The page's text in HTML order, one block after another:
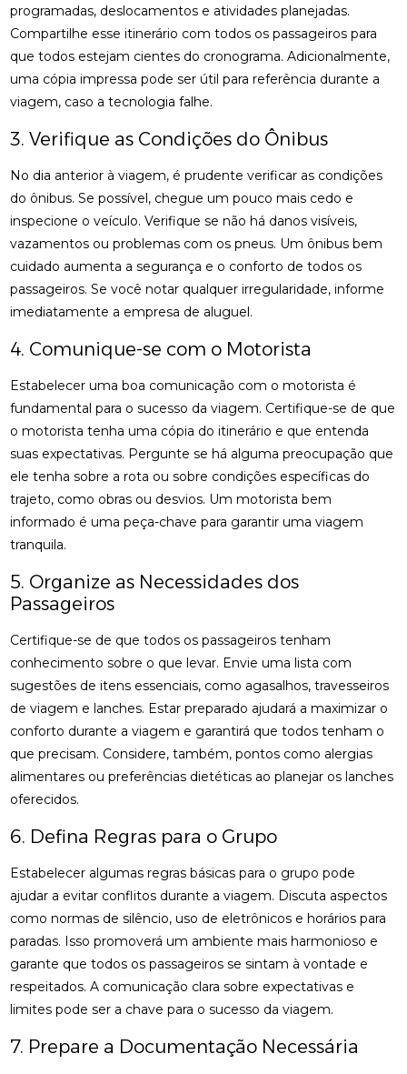
programadas, deslocamentos e atividades planejadas.
Compartilhe esse itinerário com todos os passageiros para
que todos estejam cientes do cronograma. Adicionalmente,
uma cópia impressa pode ser útil para referência durante a
viagem, caso a tecnologia falhe.
3. Verifique as Condições do Ônibus
No dia anterior à viagem, é prudente verificar as condições
do ônibus. Se possível, chegue um pouco mais cedo e
inspecione o veículo. Verifique se não há danos visíveis,
vazamentos ou problemas com os pneus. Um ônibus bem
cuidado aumenta a segurança e o conforto de todos os
passageiros. Se você notar qualquer irregularidade, informe
imediatamente a empresa de aluguel.
4. Comunique-se com o Motorista
Estabelecer uma boa comunicação com o motorista é
fundamental para o sucesso da viagem. Certifique-se de que
o motorista tenha uma cópia do itinerário e que entenda
suas expectativas. Pergunte se há alguma preocupação que
ele tenha sobre a rota ou sobre condições específicas do
trajeto, como obras ou desvios. Um motorista bem
informado é uma peça-chave para garantir uma viagem
tranquila.
5. Organize as Necessidades dos
Passageiros
Certifique-se de que todos os passageiros tenham
conhecimento sobre o que levar. Envie uma lista com
sugestões de itens essenciais, como agasalhos, travesseiros
de viagem e lanches. Estar preparado ajudará a maximizar o
conforto durante a viagem e garantirá que todos tenham o
que precisam. Considere, também, pontos como alergias
alimentares ou preferências dietéticas ao planejar os lanches
oferecidos.
6. Defina Regras para o Grupo
Estabelecer algumas regras básicas para o grupo pode
ajudar a evitar conflitos durante a viagem. Discuta aspectos
como normas de silêncio, uso de eletrônicos e horários para
paradas. Isso promoverá um ambiente mais harmonioso e
garante que todos os passageiros se sintam à vontade e
respeitados. A comunicação clara sobre expectativas e
limites pode ser a chave para o sucesso da viagem.
7. Prepare a Documentação Necessária